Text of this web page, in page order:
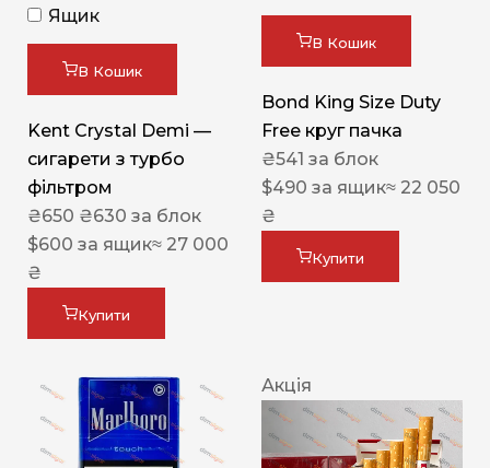
Ящик
В Кошик
Kent Crystal Demi —
сигарети з турбо
фільтром
₴650 ₴630 за блок
$600 за ящик≈ 27 000
₴
Купити
В Кошик
Bond King Size Duty
Free круг пачка
₴541 за блок
$490 за ящик≈ 22 050
₴
Купити
Акція